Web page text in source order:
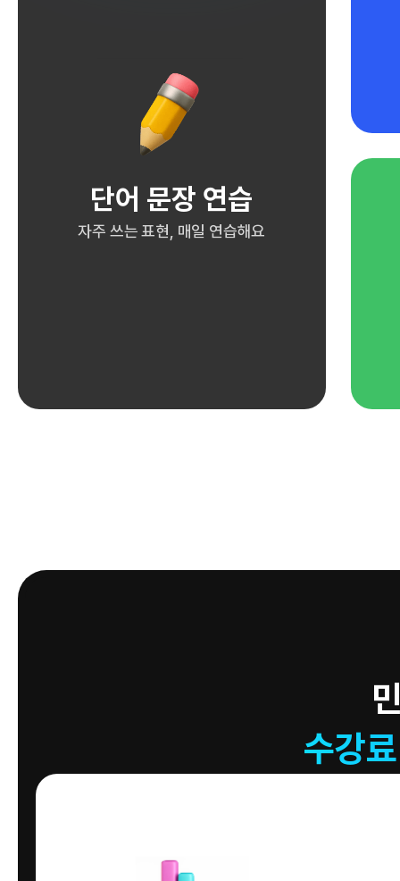
단어 문장 연습
자주 쓰는 표현, 매일 연습해요
수강